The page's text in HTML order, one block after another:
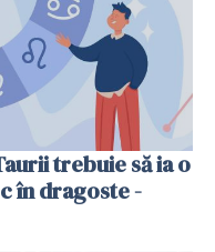
trebuie să ia o
în dragoste -